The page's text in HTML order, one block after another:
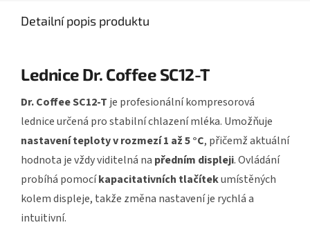
Detailní popis produktu
Lednice Dr. Coffee SC12-T
Dr. Coffee SC12-T je profesionální kompresorová
lednice určená pro stabilní chlazení mléka. Umožňuje
nastavení teploty v rozmezí 1 až 5 °C, přičemž aktuální
hodnota je vždy viditelná na předním displeji. Ovládání
probíhá pomocíkapacitativních tlačítekumístěných
kolem displeje, takže změna nastavení je rychlá a
intuitivní.